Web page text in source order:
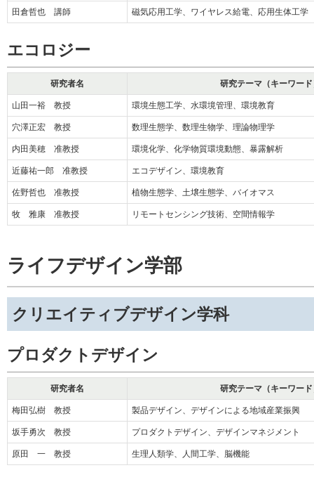
田倉哲也 講師 磁気応用工学、ワイヤレス給電、応用生体工学
エコロジー
研究者名 研究テーマ（キーワード
山田一裕 教授 環境生態工学、水環境管理、環境教育
穴澤正宏 教授 数理生態学、数理生物学、理論物理学
内田美穂 准教授 環境化学、化学物質環境動態、暴露解析
近藤祐一郎 准教授 エコデザイン、環境教育
佐野哲也 准教授 植物生態学、土壌生態学、バイオマス
牧 雅康 准教授 リモートセンシング技術、空間情報学
ライフデザイン学部
クリエイティブデザイン学科
プロダクトデザイン
研究者名 研究テーマ（キーワード
梅田弘樹 教授 製品デザイン、デザインによる地域産業振興
坂手勇次 教授 プロダクトデザイン、デザインマネジメント
原田 一 教授 生理人類学、人間工学、脳機能